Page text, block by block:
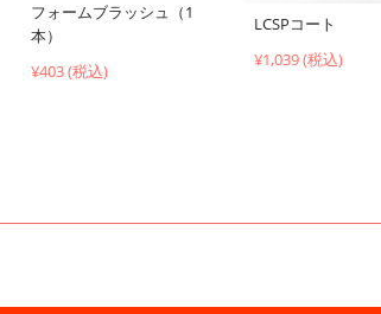
フォームブラッシュ（1
本）
¥403 (税込)
LCSPコート
¥1,039 (税込)